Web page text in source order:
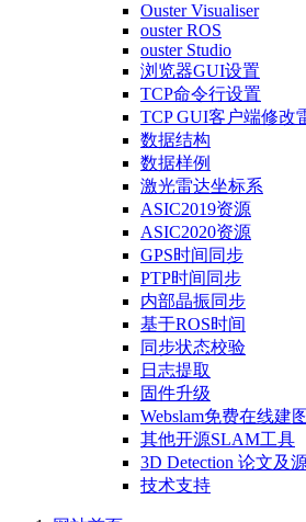
Ouster Visualiser
ouster ROS
ouster Studio
浏览器GUI设置
TCP命令行设置
TCP GUI客户端修改
数据结构
数据样例
激光雷达坐标系
ASIC2019资源
ASIC2020资源
GPS时间同步
PTP时间同步
内部晶振同步
基于ROS时间
同步状态校验
日志提取
固件升级
Webslam免费在线建图
其他开源SLAM工具
3D Detection 论文及
技术支持